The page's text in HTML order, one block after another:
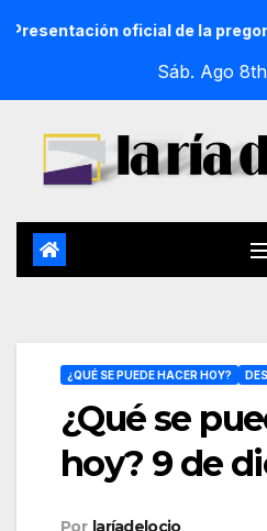
oficial de la pregonera y
Sáb. Ago
¿QUÉ SE PUEDE HACER HOY?
¿Qué se
hoy? 9 de
Por laríadelocio